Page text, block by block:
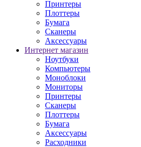
Принтеры
Плоттеры
Бумага
Сканеры
Аксессуары
Интернет магазин
Ноутбуки
Компьютеры
Моноблоки
Мониторы
Принтеры
Сканеры
Плоттеры
Бумага
Аксессуары
Расходники